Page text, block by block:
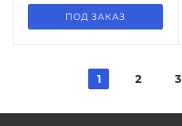
ПОД ЗАКАЗ
1 2 3